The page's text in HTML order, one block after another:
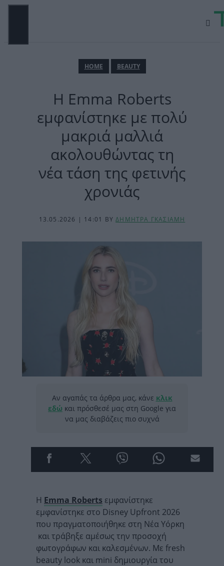
Μετάβαση
ΗΟΜΕ BEAUTY
H Emma Roberts
εμφανίστηκε με πολύ
μακριά μαλλιά
ακολουθώντας τη
νέα τάση της φετινής
χρονιάς
13.05.2026 | 14:01 BYΔΗΜΗΤΡΑ ΓΚΑΣΙΑΜΗ
Αν αγαπάς τα άρθρα μας, κάνε κλικ
εδώ και πρόσθεσέ μας στη Google για
να μας διαβάζεις πιο συχνά
Η Emma Roberts εμφανίστηκε
εμφανίστηκε στο Disney Upfront 2026
που πραγματοποιήθηκε στη Νέα Υόρκη
και τράβηξε αμέσως την προσοχή
φωτογράφων και καλεσμένων. Με fresh
beauty look και mini δημιουργία του